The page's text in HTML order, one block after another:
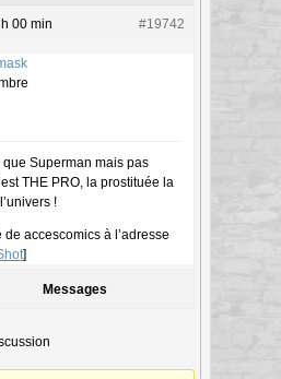
00 min #19742
que Superman mais pas
THE PRO, la prostituée la
!
de accescomics à l’adresse
]
Messages